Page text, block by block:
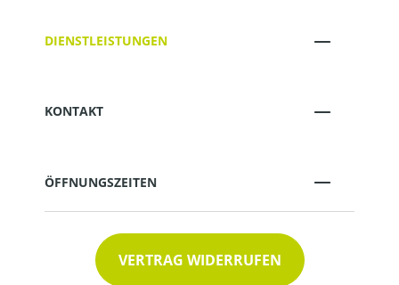
DIENSTLEISTUNGEN
KONTAKT
ÖFFNUNGSZEITEN
VERTRAG WIDERRUFEN